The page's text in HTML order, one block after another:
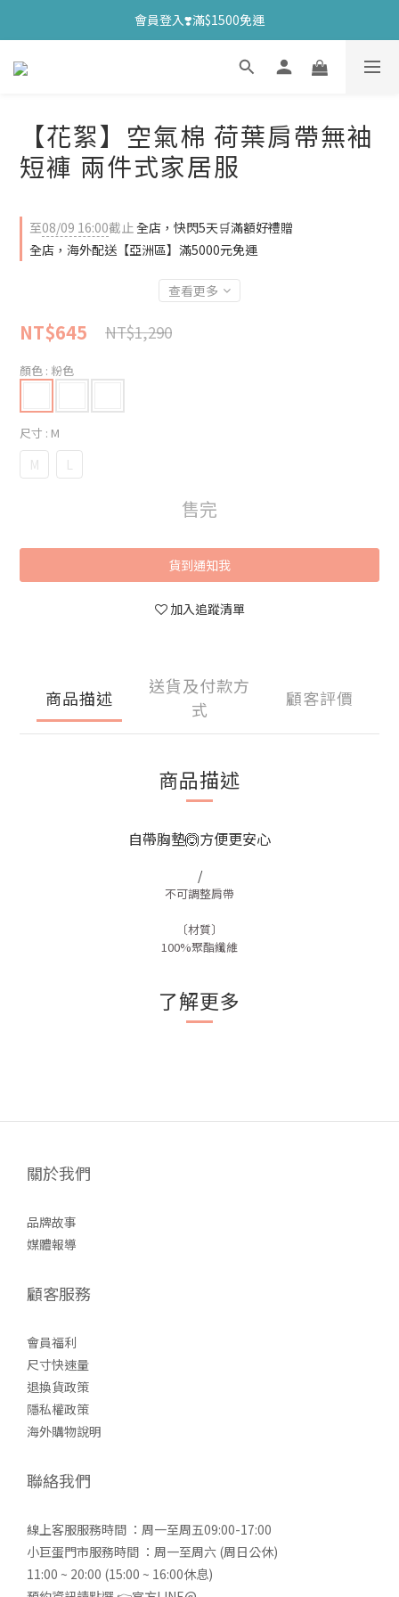
會員登入❣️滿$1500免運
【花絮】空氣棉 荷葉肩帶無袖
短褲 兩件式家居服
至08/09 16:00截止全店，快閃5天🛒滿額好禮贈
全店，海外配送【亞洲區】滿5000元免運
查看更多
NT$645 NT$1,290
顏色 : 粉色
尺寸 : M
M L
售完
貨到通知我
加入追蹤清單
商品描述
送貨及付款方
式
顧客評價
商品描述
自帶胸墊🙆方便更安心
/
不可調整肩帶
〔材質〕
100%聚酯纖維
了解更多
關於我們
品牌故事
媒體報導
顧客服務
會員福利
尺寸快速量
退換貨政策
隱私權政策
海外購物說明
聯絡我們
線上客服服務時間 ：周一至周五09:00-17:00
小巨蛋門市服務時間 ：周一至周六 (周日公休)
11:00 ~ 20:00 (15:00 ~ 16:00休息)